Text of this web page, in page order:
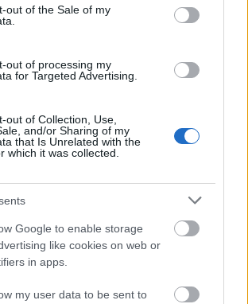
out of the Sale of my
out of processing my
for Targeted Advertising.
out of Collection, Use,
and/or Sharing of my
that Is Unrelated with the
which it was collected.
Google to enable storage
like cookies on web or
in apps.
my user data to be sent to